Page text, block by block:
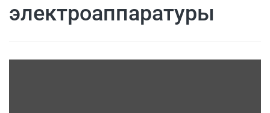
электроаппаратуры